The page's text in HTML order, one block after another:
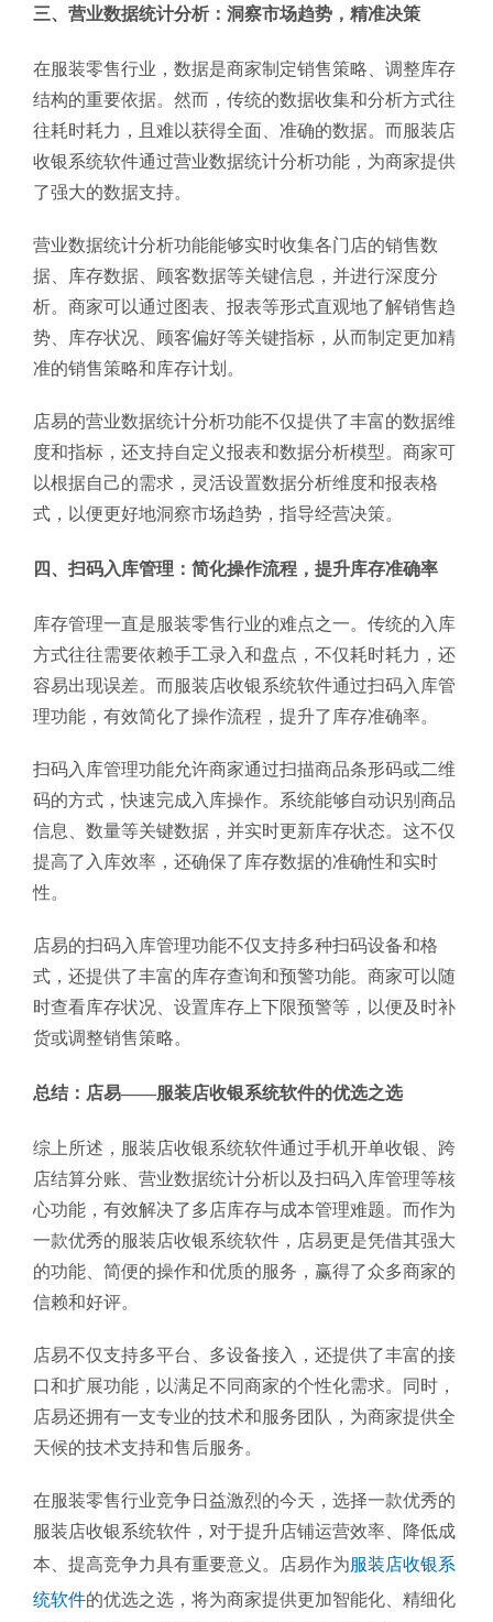
三、营业数据统计分析：洞察市场趋势，精准决策
在服装零售行业，数据是商家制定销售策略、调整库存
结构的重要依据。然而，传统的数据收集和分析方式往
往耗时耗力，且难以获得全面、准确的数据。而服装店
收银系统软件通过营业数据统计分析功能，为商家提供
了强大的数据支持。
营业数据统计分析功能能够实时收集各门店的销售数
据、库存数据、顾客数据等关键信息，并进行深度分
析。商家可以通过图表、报表等形式直观地了解销售趋
势、库存状况、顾客偏好等关键指标，从而制定更加精
准的销售策略和库存计划。
店易的营业数据统计分析功能不仅提供了丰富的数据维
度和指标，还支持自定义报表和数据分析模型。商家可
以根据自己的需求，灵活设置数据分析维度和报表格
式，以便更好地洞察市场趋势，指导经营决策。
四、扫码入库管理：简化操作流程，提升库存准确率
库存管理一直是服装零售行业的难点之一。传统的入库
方式往往需要依赖手工录入和盘点，不仅耗时耗力，还
容易出现误差。而服装店收银系统软件通过扫码入库管
理功能，有效简化了操作流程，提升了库存准确率。
扫码入库管理功能允许商家通过扫描商品条形码或二维
码的方式，快速完成入库操作。系统能够自动识别商品
信息、数量等关键数据，并实时更新库存状态。这不仅
提高了入库效率，还确保了库存数据的准确性和实时
性。
店易的扫码入库管理功能不仅支持多种扫码设备和格
式，还提供了丰富的库存查询和预警功能。商家可以随
时查看库存状况、设置库存上下限预警等，以便及时补
货或调整销售策略。
总结：店易——服装店收银系统软件的优选之选
综上所述，服装店收银系统软件通过手机开单收银、跨
店结算分账、营业数据统计分析以及扫码入库管理等核
心功能，有效解决了多店库存与成本管理难题。而作为
一款优秀的服装店收银系统软件，店易更是凭借其强大
的功能、简便的操作和优质的服务，赢得了众多商家的
信赖和好评。
店易不仅支持多平台、多设备接入，还提供了丰富的接
口和扩展功能，以满足不同商家的个性化需求。同时，
店易还拥有一支专业的技术和服务团队，为商家提供全
天候的技术支持和售后服务。
在服装零售行业竞争日益激烈的今天，选择一款优秀的
服装店收银系统软件，对于提升店铺运营效率、降低成
本、提高竞争力具有重要意义。店易作为服装店收银系
统软件的优选之选，将为商家提供更加智能化、精细化